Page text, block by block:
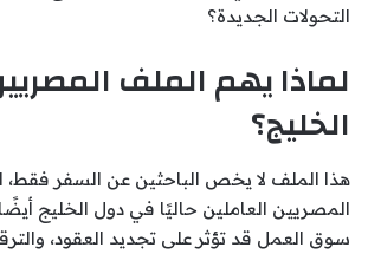
التحولات الجديدة؟
لماذا يهم الملف
الخليج؟
هذا الملف لا يخص الباحثين عن السفر فقط،
المصريين العاملين حاليًا في دول الخليج
سوق العمل قد تؤثر على تجديد العقود،